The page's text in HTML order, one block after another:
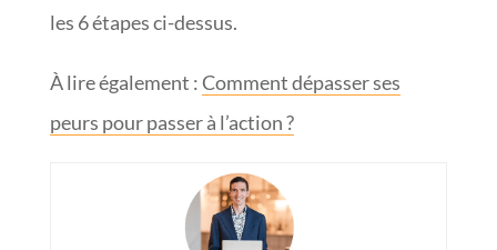
les 6 étapes ci-dessus.
À lire également :Comment dépasser ses
peurs pour passer à l’action ?